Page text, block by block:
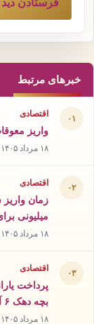
خبرهای مرتبط
۰۱ اقتصادی
واریز
۱۸ مرداد ۱۴۰۵
۰۲ اقتصادی
میلیونی
۱۸ مرداد ۱۴۰۵
۰۳ اقتصادی
بچه دهک ۶ آخر این ماه
۱۸ مرداد ۱۴۰۵